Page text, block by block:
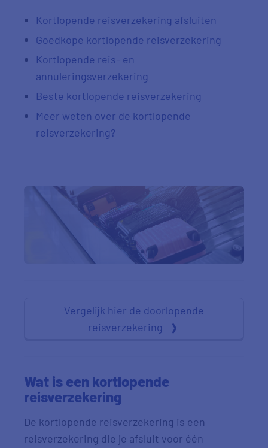
Kortlopende reisverzekering afsluiten
Goedkope kortlopende reisverzekering
Kortlopende reis- en
annuleringsverzekering
Beste kortlopende reisverzekering
Meer weten over de kortlopende
reisverzekering?
Vergelijk hier de doorlopende
reisverzekering
Wat is een kortlopende
reisverzekering
De kortlopende reisverzekering is een
reisverzekering die je afsluit voor één